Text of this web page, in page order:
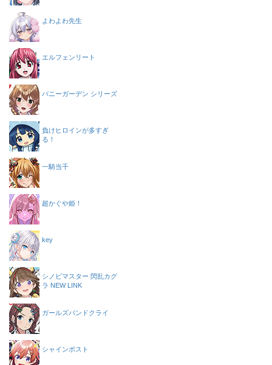
よわよわ先生
エルフェンリート
バニーガーデン シリーズ
負けヒロインが多すぎ
る！
一騎当千
超かぐや姫！
key
シノビマスター 閃乱カグ
ラ NEW LINK
ガールズバンドクライ
シャインポスト